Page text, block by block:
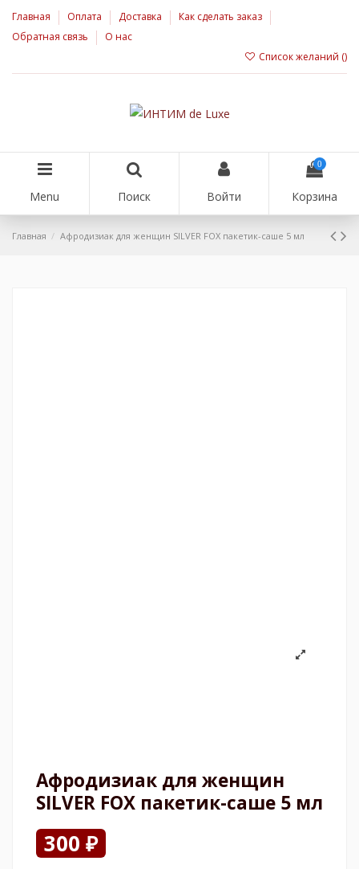
Главная Оплата Доставка
Как сделать заказ
Обратная связь
О нас
Список желаний ()
Menu Поиск Войти
0
Корзина
Главная Афродизиак для женщин SILVER FOX пакетик-саше 5 мл
Афродизиак для женщин
SILVER FOX пакетик-саше 5 мл
300 ₽